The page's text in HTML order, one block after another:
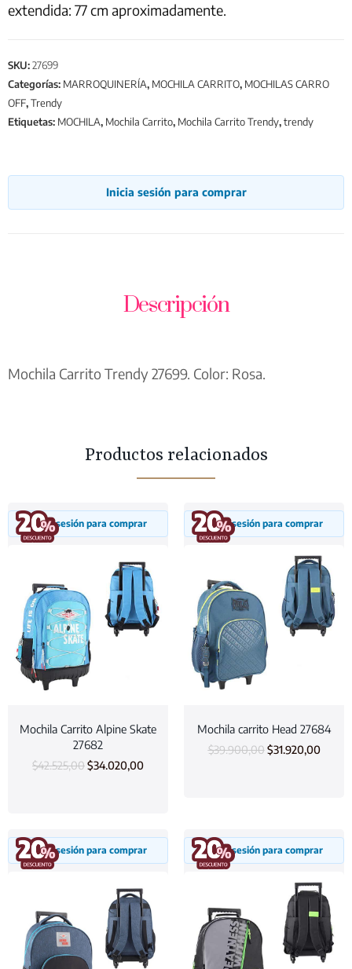
extendida: 77 cm aproximadamente.
SKU:27699
Categorías: MARROQUINERÍA, MOCHILA CARRITO, MOCHILAS CARRO
OFF,Trendy
Etiquetas: MOCHILA, Mochila Carrito, Mochila Carrito Trendy,trendy
Inicia sesión para comprar
Descripción
Mochila Carrito Trendy 27699. Color: Rosa.
Productos relacionados
Inicia sesión para comprar
Mochila Carrito Alpine Skate
27682
$42.525,00$34.020,00
Inicia sesión para comprar
Mochila carrito Head 27684
$39.900,00 $31.920,00
Inicia sesión para comprar Inicia sesión para comprar